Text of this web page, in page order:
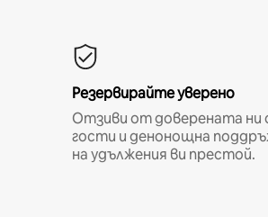
Резервирайте уверено
Отзиви от доверената
гости и денонощна
на удължения ви престой.